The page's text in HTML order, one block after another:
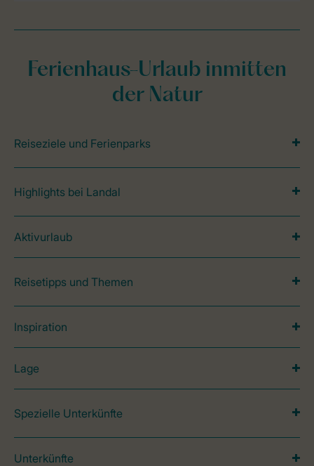
Ferienhaus-Urlaub inmitten
der Natur
Reiseziele und Ferienparks
Highlights bei Landal
Aktivurlaub
Reisetipps und Themen
Inspiration
Lage
Spezielle Unterkünfte
Unterkünfte